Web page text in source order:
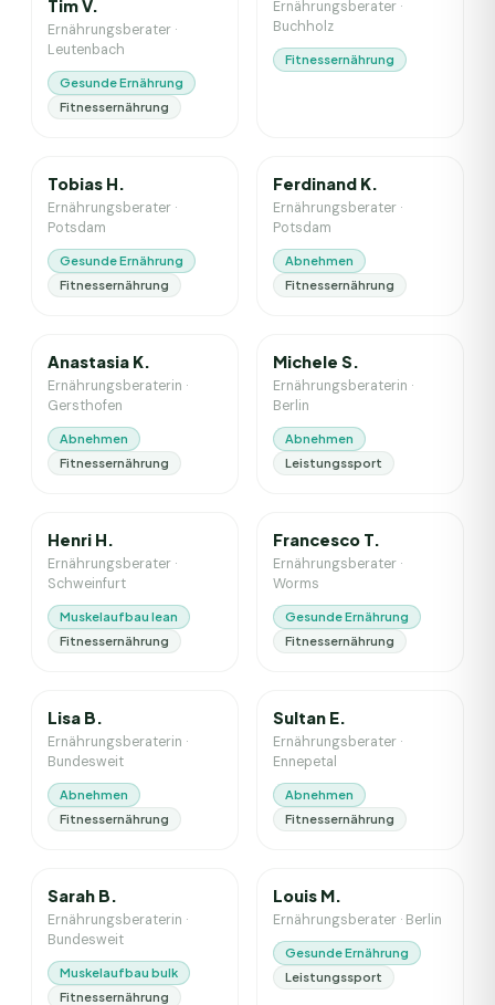
Tim V.
Ernährungsberater ·
Leutenbach
Gesunde Ernährung
Fitnessernährung
Ernährungsberater ·
Buchholz
Fitnessernährung
Tobias H.
Ernährungsberater ·
Potsdam
Gesunde Ernährung
Fitnessernährung
Ferdinand K.
Ernährungsberater ·
Potsdam
Abnehmen
Fitnessernährung
Anastasia K.
Ernährungsberaterin ·
Gersthofen
Abnehmen
Fitnessernährung
Michele S.
Ernährungsberaterin ·
Berlin
Abnehmen
Leistungssport
Henri H.
Ernährungsberater ·
Schweinfurt
Muskelaufbau lean
Fitnessernährung
Francesco T.
Ernährungsberater ·
Worms
Gesunde Ernährung
Fitnessernährung
Lisa B.
Ernährungsberaterin ·
Bundesweit
Abnehmen
Fitnessernährung
Sultan E.
Ernährungsberater ·
Ennepetal
Abnehmen
Fitnessernährung
Sarah B.
Ernährungsberaterin ·
Bundesweit
Muskelaufbau bulk
Fitnessernährung
Louis M.
Ernährungsberater · Berlin
Gesunde Ernährung
Leistungssport